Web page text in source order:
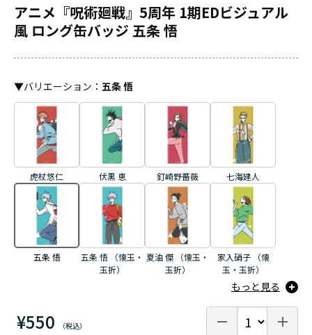
アニメ『呪術廻戦』5周年 1期EDビジュアル
風 ロング缶バッジ 五条 悟
¥550
▼バリエーション ： 五条 悟
虎杖悠仁 伏黒 恵 釘崎野薔薇 七海建人
五条 悟
五条 悟 （懐玉・
玉折）
夏油 傑 （懐玉・
玉折）
家入硝子 （懐
玉・玉折）
もっと見る